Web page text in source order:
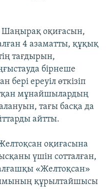
Шаңырақ оқиғасын,
4 азаматты, құқық
тағдырын,
бірнеше
бері ереуіл өткізіп
мұнайшылардың
тағы басқа да
айтты.
оқиғасына
үшін сотталған,
«Желтоқсан»
құрылтайшысы